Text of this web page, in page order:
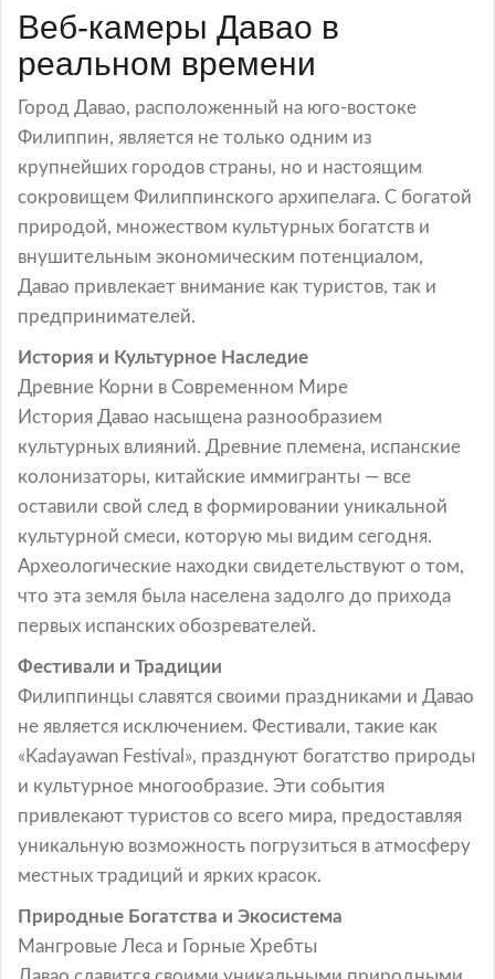
Веб-камеры Давао в
реальном времени
Город Давао, расположенный на юго-востоке
Филиппин, является не только одним из
крупнейших городов страны, но и настоящим
сокровищем Филиппинского архипелага. С богатой
природой, множеством культурных богатств и
внушительным экономическим потенциалом,
Давао привлекает внимание как туристов, так и
предпринимателей.
История и Культурное Наследие
Древние Корни в Современном Мире
История Давао насыщена разнообразием
культурных влияний. Древние племена, испанские
колонизаторы, китайские иммигранты — все
оставили свой след в формировании уникальной
культурной смеси, которую мы видим сегодня.
Археологические находки свидетельствуют о том,
что эта земля была населена задолго до прихода
первых испанских обозревателей.
Фестивали и Традиции
Филиппинцы славятся своими праздниками и Давао
не является исключением. Фестивали, такие как
«Kadayawan Festival», празднуют богатство природы
и культурное многообразие. Эти события
привлекают туристов со всего мира, предоставляя
уникальную возможность погрузиться в атмосферу
местных традиций и ярких красок.
Природные Богатства и Экосистема
Мангровые Леса и Горные Хребты